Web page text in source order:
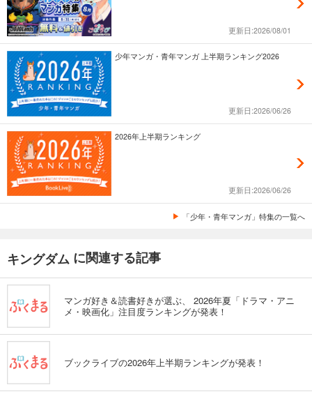
更新日:2026/08/01
少年マンガ・青年マンガ 上半期ランキング2026
更新日:2026/06/26
2026年上半期ランキング
更新日:2026/06/26
「少年・青年マンガ」特集の一覧へ
キングダム に関連する記事
マンガ好き＆読書好きが選ぶ、 2026年夏「ドラマ・アニ
メ・映画化」注目度ランキングが発表！
ブックライブの2026年上半期ランキングが発表！